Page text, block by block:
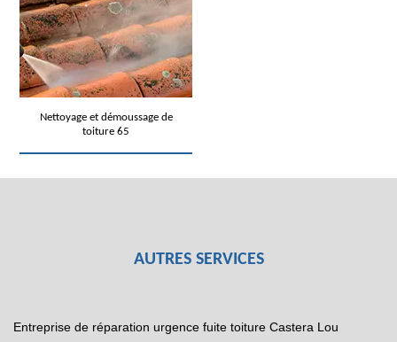
Nettoyage et démoussage de
toiture 65
AUTRES SERVICES
Entreprise de réparation urgence fuite toiture Castera Lou